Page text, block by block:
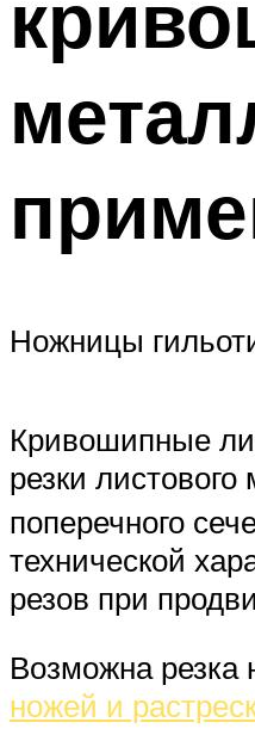
Ножницы
Кривошипные
резки
поперечного
технической
резов при
Возможна резка
ножей и